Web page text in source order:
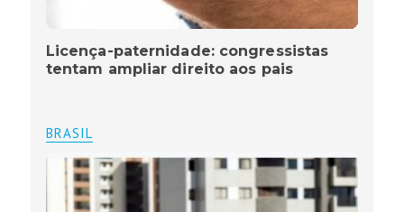
Licença-paternidade: congressistas
tentam ampliar direito aos pais
BRASIL